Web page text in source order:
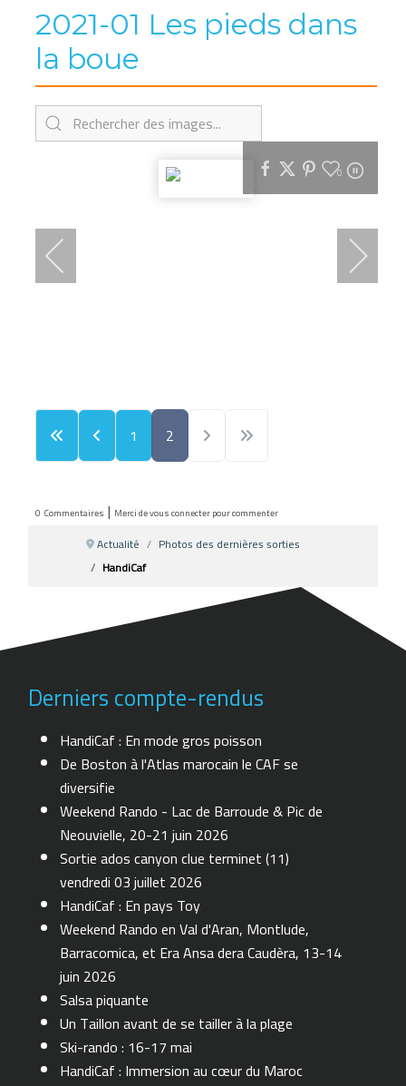
2021-01 Les pieds dans
la boue
0
1 2
0 Commentaires | Merci de vous connecter pour commenter
Actualité
Photos des dernières sorties
HandiCaf
Derniers compte-rendus
HandiCaf : En mode gros poisson
De Boston à l'Atlas marocain le CAF se
diversifie
Weekend Rando - Lac de Barroude & Pic de
Neouvielle, 20-21 juin 2026
Sortie ados canyon clue terminet (11)
vendredi 03 juillet 2026
HandiCaf : En pays Toy
Weekend Rando en Val d'Aran, Montlude,
Barracomica, et Era Ansa dera Caudèra, 13-14
juin 2026
Salsa piquante
Un Taillon avant de se tailler à la plage
Ski-rando : 16-17 mai
HandiCaf : Immersion au cœur du Maroc